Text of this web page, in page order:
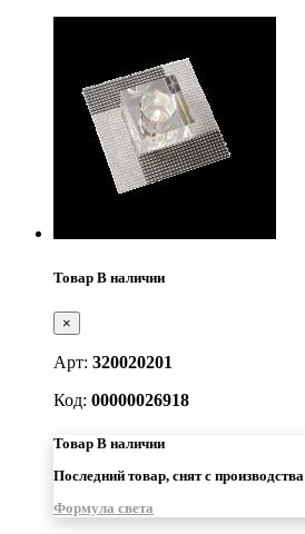
Товар В наличии
×
Арт: 320020201
Код: 00000026918
Товар В наличии
Последний товар, снят с производства
Формула света